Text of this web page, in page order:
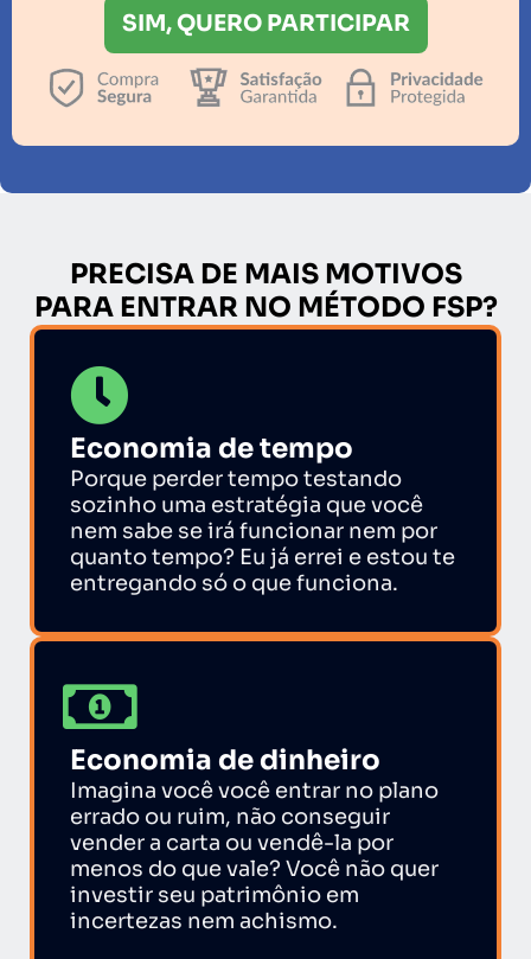
SIM, QUERO PARTICIPAR
PRECISA DE MAIS MOTIVOS
PARA ENTRAR NO MÉTODO FSP?
Economia de tempo
Porque perder tempo testando
sozinho uma estratégia que você
nem sabe se irá funcionar nem por
quanto tempo? Eu já errei e estou te
entregando só o que funciona.
Economia de dinheiro
Imagina você você entrar no plano
errado ou ruim, não conseguir
vender a carta ou vendê-la por
menos do que vale? Você não quer
investir seu patrimônio em
incertezas nem achismo.